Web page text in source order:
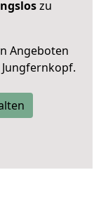
zu
Angeboten